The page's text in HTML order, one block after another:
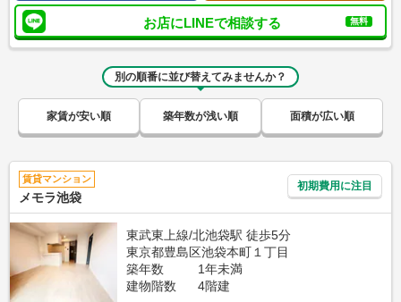
お店にLINEで相談する 無料
別の順番に並び替えてみませんか？
家賃が安い順 築年数が浅い順 面積が広い順
賃貸マンション
メモラ池袋
初期費用に注目
東武東上線/北池袋駅 徒歩5分
東京都豊島区池袋本町１丁目
築年数
1年未満
建物階数
4階建